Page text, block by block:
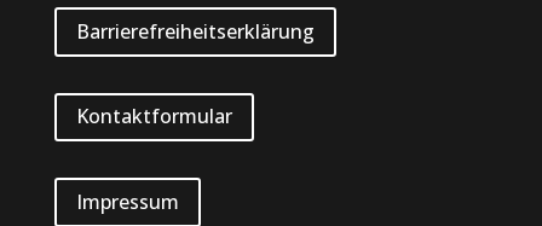
Barrierefreiheitserklärung
Kontaktformular
Impressum